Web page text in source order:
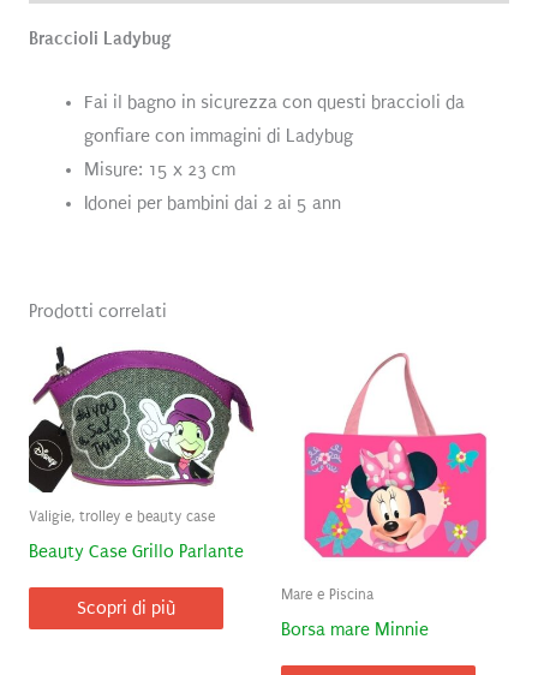
Braccioli Ladybug
Fai il bagno in sicurezza con questi braccioli da
gonfiare con immagini di Ladybug
Misure: 15 x 23 cm
Idonei per bambini dai 2 ai 5 ann
Prodotti correlati
Valigie, trolley e beauty case
Beauty Case Grillo Parlante
Scopri di più
Mare e Piscina
Borsa mare Minnie